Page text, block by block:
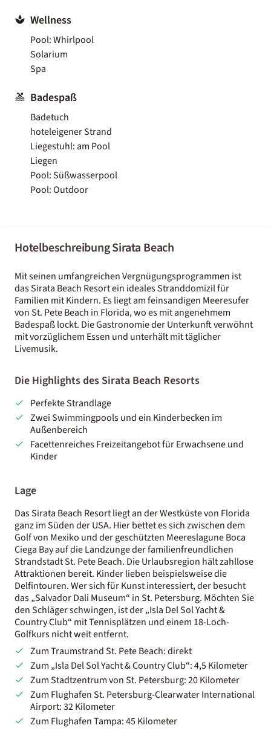
Wellness
Pool: Whirlpool
Solarium
Spa
Badespaß
Badetuch
hoteleigener Strand
Liegestuhl: am Pool
Liegen
Pool: Süßwasserpool
Pool: Outdoor
Hotelbeschreibung Sirata Beach
Mit seinen umfangreichen Vergnügungsprogrammen ist
das Sirata Beach Resort ein ideales Stranddomizil für
Familien mit Kindern. Es liegt am feinsandigen Meeresufer
von St. Pete Beach in Florida, wo es mit angenehmem
Badespaß lockt. Die Gastronomie der Unterkunft verwöhnt
mit vorzüglichem Essen und unterhält mit täglicher
Livemusik.
Die Highlights des Sirata Beach Resorts
Perfekte Strandlage
Zwei Swimmingpools und ein Kinderbecken im
Außenbereich
Facettenreiches Freizeitangebot für Erwachsene und
Kinder
Lage
Das Sirata Beach Resort liegt an der Westküste von Florida
ganz im Süden der USA. Hier bettet es sich zwischen dem
Golf von Mexiko und der geschützten Meereslagune Boca
Ciega Bay auf die Landzunge der familienfreundlichen
Strandstadt St. Pete Beach. Die Urlaubsregion hält zahllose
Attraktionen bereit. Kinder lieben beispielsweise die
Delfintouren. Wer sich für Kunst interessiert, der besucht
das „Salvador Dali Museum“ in St. Petersburg. Möchten Sie
den Schläger schwingen, ist der „Isla Del Sol Yacht &
Country Club“ mit Tennisplätzen und einem 18-Loch-
Golfkurs nicht weit entfernt.
Zum Traumstrand St. Pete Beach: direkt
Zum „Isla Del Sol Yacht & Country Club“: 4,5 Kilometer
Zum Stadtzentrum von St. Petersburg: 20 Kilometer
Zum Flughafen St. Petersburg-Clearwater International
Airport: 32 Kilometer
Zum Flughafen Tampa: 45 Kilometer